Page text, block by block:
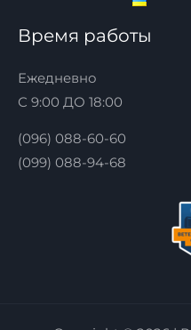
Время работы
Ежедневно
С 9:00 ДО 18:00
(096) 088-60-60
(099) 088-94-68